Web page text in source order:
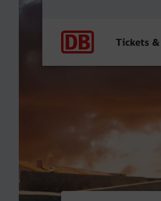
Tickets
Augsburg Hbf